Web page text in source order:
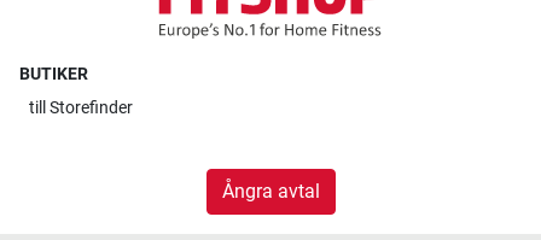
BUTIKER
tillStorefinder
Ångra avtal